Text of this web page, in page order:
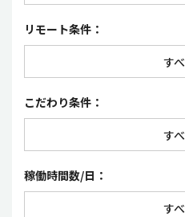
コーポレ
契約
派遣社員・
業務
リモート条件：
す
リモートワー
こだわり条件：
す
フレックスタイ
時短勤
稼働時間数/日：
す